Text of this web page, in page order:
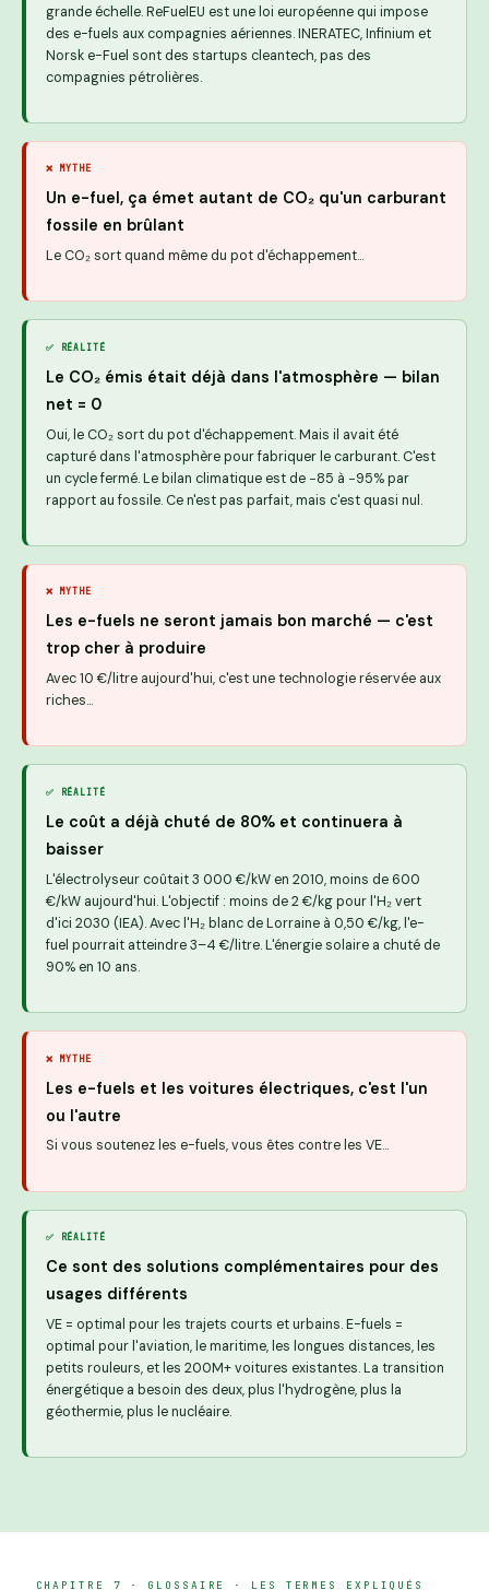
grande échelle. ReFuelEU est une loi européenne qui impose
des e-fuels aux compagnies aériennes. INERATEC, Infinium et
Norsk e-Fuel sont des startups cleantech, pas des
compagnies pétrolières.
❌ MYTHE
Un e-fuel, ça émet autant de CO₂ qu'un carburant
fossile en brûlant
Le CO₂ sort quand même du pot d'échappement…
✅ RÉALITÉ
Le CO₂ émis était déjà dans l'atmosphère — bilan
net = 0
Oui, le CO₂ sort du pot d'échappement. Mais il avait été
capturé dans l'atmosphère pour fabriquer le carburant. C'est
un cycle fermé. Le bilan climatique est de −85 à −95% par
rapport au fossile. Ce n'est pas parfait, mais c'est quasi nul.
❌ MYTHE
Les e-fuels ne seront jamais bon marché — c'est
trop cher à produire
Avec 10 €/litre aujourd'hui, c'est une technologie réservée aux
riches…
✅ RÉALITÉ
Le coût a déjà chuté de 80% et continuera à
baisser
L'électrolyseur coûtait 3 000 €/kW en 2010, moins de 600
€/kW aujourd'hui. L'objectif : moins de 2 €/kg pour l'H₂ vert
d'ici 2030 (IEA). Avec l'H₂ blanc de Lorraine à 0,50 €/kg, l'e-
fuel pourrait atteindre 3–4 €/litre. L'énergie solaire a chuté de
90% en 10 ans.
❌ MYTHE
Les e-fuels et les voitures électriques, c'est l'un
ou l'autre
Si vous soutenez les e-fuels, vous êtes contre les VE…
✅ RÉALITÉ
Ce sont des solutions complémentaires pour des
usages différents
VE = optimal pour les trajets courts et urbains. E-fuels =
optimal pour l'aviation, le maritime, les longues distances, les
petits rouleurs, et les 200M+ voitures existantes. La transition
énergétique a besoin des deux, plus l'hydrogène, plus la
géothermie, plus le nucléaire.
CHAPITRE 7 · GLOSSAIRE · LES TERMES EXPLIQUÉS